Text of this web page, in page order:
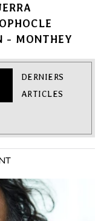
- MONTHEY
DERNIERS
ARTICLES